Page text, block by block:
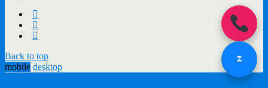
Back to top
mobile desktop